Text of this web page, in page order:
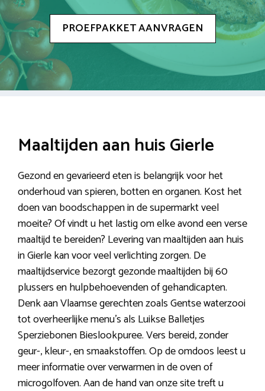
PROEFPAKKET AANVRAGEN
Maaltijden aan huis Gierle
Gezond en gevarieerd eten is belangrijk voor het
onderhoud van spieren, botten en organen. Kost het
doen van boodschappen in de supermarkt veel
moeite? Of vindt u het lastig om elke avond een verse
maaltijd te bereiden? Levering van maaltijden aan huis
in Gierle kan voor veel verlichting zorgen. De
maaltijdservice bezorgt gezonde maaltijden bij 60
plussers en hulpbehoevenden of gehandicapten.
Denk aan Vlaamse gerechten zoals Gentse waterzooi
tot overheerlijke menu’s als Luikse Balletjes
Sperziebonen Bieslookpuree. Vers bereid, zonder
geur-, kleur-, en smaakstoffen. Op de omdoos leest u
meer informatie over verwarmen in de oven of
microgolfoven. Aan de hand van onze site treft u